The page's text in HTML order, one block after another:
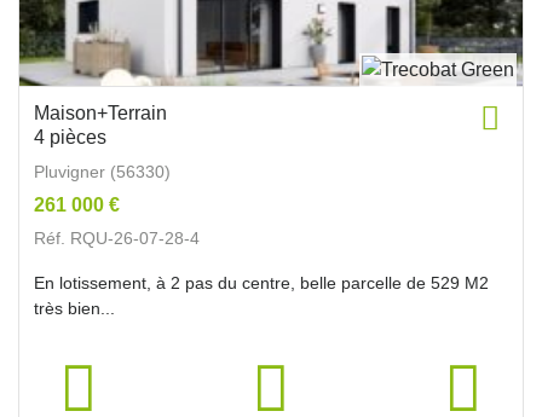
Maison+Terrain
4 pièces
Pluvigner (56330)
261 000 €
Réf. RQU-26-07-28-4
En lotissement, à 2 pas du centre, belle parcelle de 529 M2
très bien...